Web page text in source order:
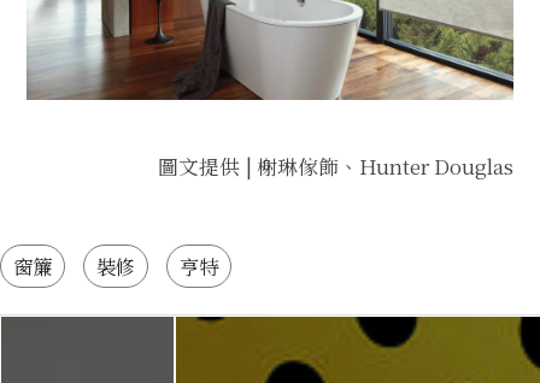
圖文提供 | 榭琳傢飾、Hunter Douglas
窗簾 裝修 亨特